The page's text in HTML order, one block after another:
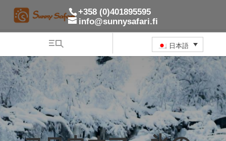
+358 (0)401895595
info@sunnysafari.fi
日本語